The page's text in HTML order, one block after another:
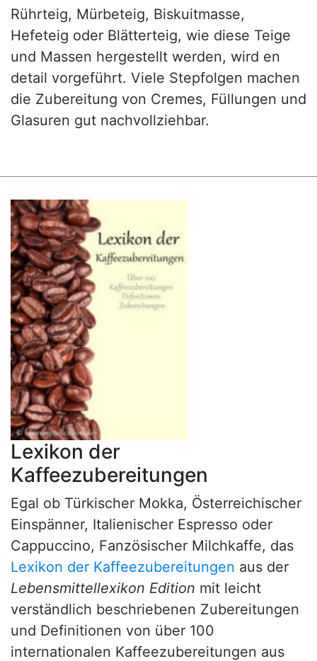
Rührteig, Mürbeteig, Biskuitmasse,
Hefeteig oder Blätterteig, wie diese Teige
und Massen hergestellt werden, wird en
detail vorgeführt. Viele Stepfolgen machen
die Zubereitung von Cremes, Füllungen und
Glasuren gut nachvollziehbar.
Lexikon der
Kaffeezubereitungen
Egal ob Türkischer Mokka, Österreichischer
Einspänner, Italienischer Espresso oder
Cappuccino, Fanzösischer Milchkaffe, das
Lexikon der Kaffeezubereitungen aus der
Lebensmittellexikon Edition mit leicht
verständlich beschriebenen Zubereitungen
und Definitionen von über 100
internationalen Kaffeezubereitungen aus